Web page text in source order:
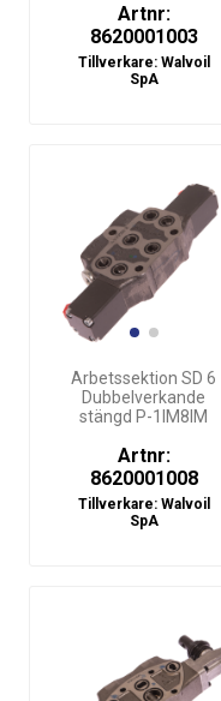
Artnr:
8620001003
Tillverkare: Walvoil
SpA
Arbetssektion SD 6
Dubbelverkande
stängd P-1IM8IM
Artnr:
8620001008
Tillverkare: Walvoil
SpA